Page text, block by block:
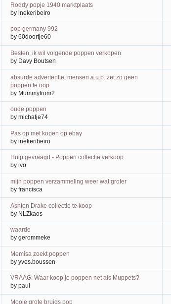
Roddy popje 1940 marktplaats
by inekeribeiro
pop germany 992
by 60doortje60
Besten, ik wil volgende poppen verkopen
by Davy Boutsen
absurde advertentie, mensen a.u.b. zet zo geen
poppen te oop
by Mummyfrom2
oude poppen
by michatje74
Pas op met kopen op ebay
by inekeribeiro
Hulp gevraagd - Poppen collectie verkoop
by ivo
mijn poppen verzammeling weer wat groter
by francisca
Ashton Drake collectie te koop
by NLZkaos
waarde
by gerommeke
Memisa zoekt poppen
by yves.boussen
VRAAG: Waar koop je poppen net als Muppets?
by paul
Mooie grote bruids pop